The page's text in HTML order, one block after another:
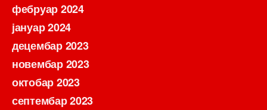
фебруар 2024
јануар 2024
децембар 2023
новембар 2023
октобар 2023
септембар 2023